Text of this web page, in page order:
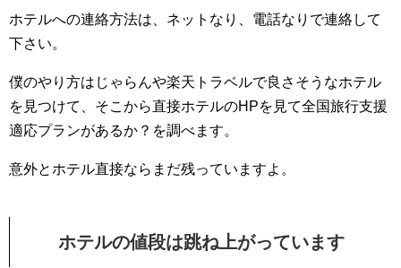
ホテルへの連絡方法は、ネットなり、電話なりで連絡して
下さい。
僕のやり方はじゃらんや楽天トラベルで良さそうなホテル
を見つけて、そこから直接ホテルのHPを見て全国旅行支援
適応プランがあるか？を調べます。
意外とホテル直接ならまだ残っていますよ。
ホテルの値段は跳ね上がっています